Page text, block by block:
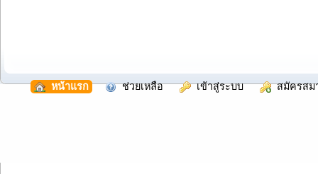
หน้าแรก ช่วยเหลือ เข้าสู่ระบบ สมัครสม